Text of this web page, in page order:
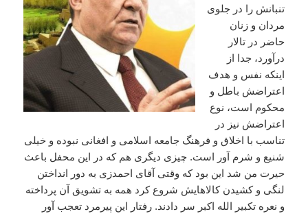
تنبانش را در جلوی
مردان و زنان
حاضر در تالار
درآورد، جدا از
اینکه نفس و هدف
اعتراضش باطل و
محکوم است، نوع
اعتراضش نیز در
تناسب با اخلاق و فرهنگ جامعه اسلامی و افغانی نبوده و خیلی
شنیع و شرم آور است. چیزی دیگری هم که در این محفل باعث
حیرت من شد این بود که وقتی آقای احمدزی به دور انداختن
لنگی و کشیدن کالاهایش شروع کرد همه به تشویق آن پرداخته
و نعره تکبیر الله اکبر سر دادند. رفتار این پیرمرد تعجب آور